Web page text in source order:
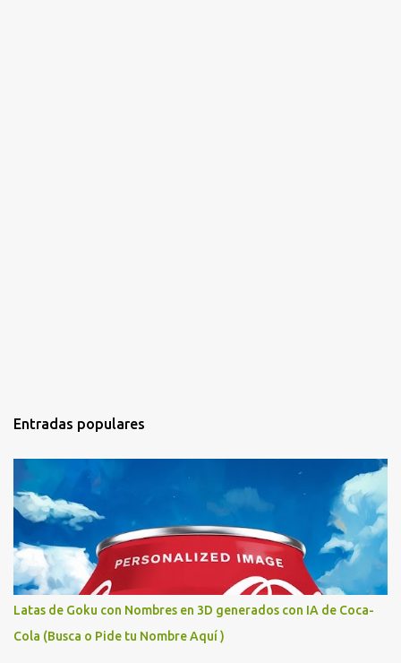
Entradas populares
Latas de Goku con Nombres en 3D generados con IA de Coca-
Cola (Busca o Pide tu Nombre Aquí )